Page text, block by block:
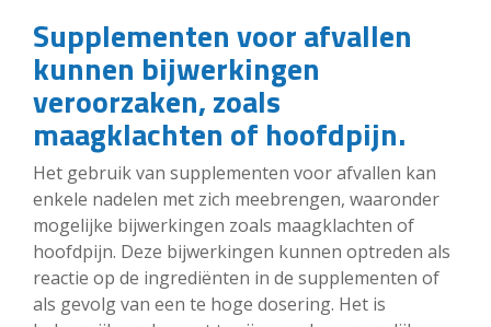
Supplementen voor afvallen
kunnen bijwerkingen
veroorzaken, zoals
maagklachten of hoofdpijn.
Het gebruik van supplementen voor afvallen kan
enkele nadelen met zich meebrengen, waaronder
mogelijke bijwerkingen zoals maagklachten of
hoofdpijn. Deze bijwerkingen kunnen optreden als
reactie op de ingrediënten in de supplementen of
als gevolg van een te hoge dosering. Het is